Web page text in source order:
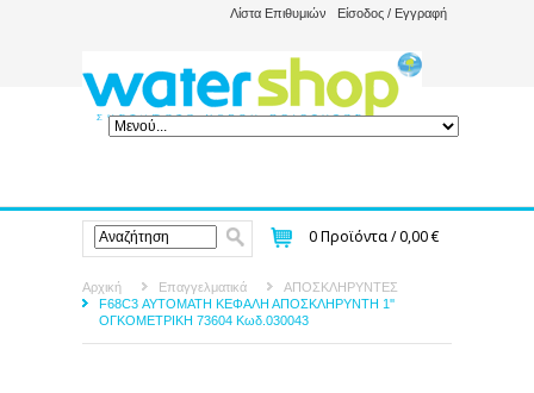
Λίστα Επιθυμιών Είσοδος / Εγγραφή
0Προϊόντα /0,00 €
Αρχική Επαγγελματικά
ΑΠΟΣΚΛΗΡΥΝΤΕΣ
F68C3 ΑΥΤΟΜΑΤΗ ΚΕΦΑΛΗ ΑΠΟΣΚΛΗΡΥΝΤΗ 1''
ΟΓΚΟΜΕΤΡΙΚΗ 73604 Κωδ.030043